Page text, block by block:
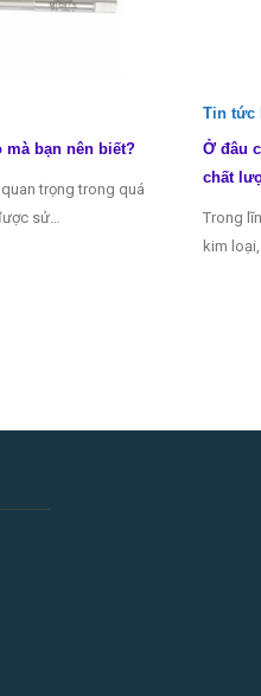
mà bạn nên biết?
trọng trong quá
sử…
Tin tức
Ở đâu
chất
Trong
kim